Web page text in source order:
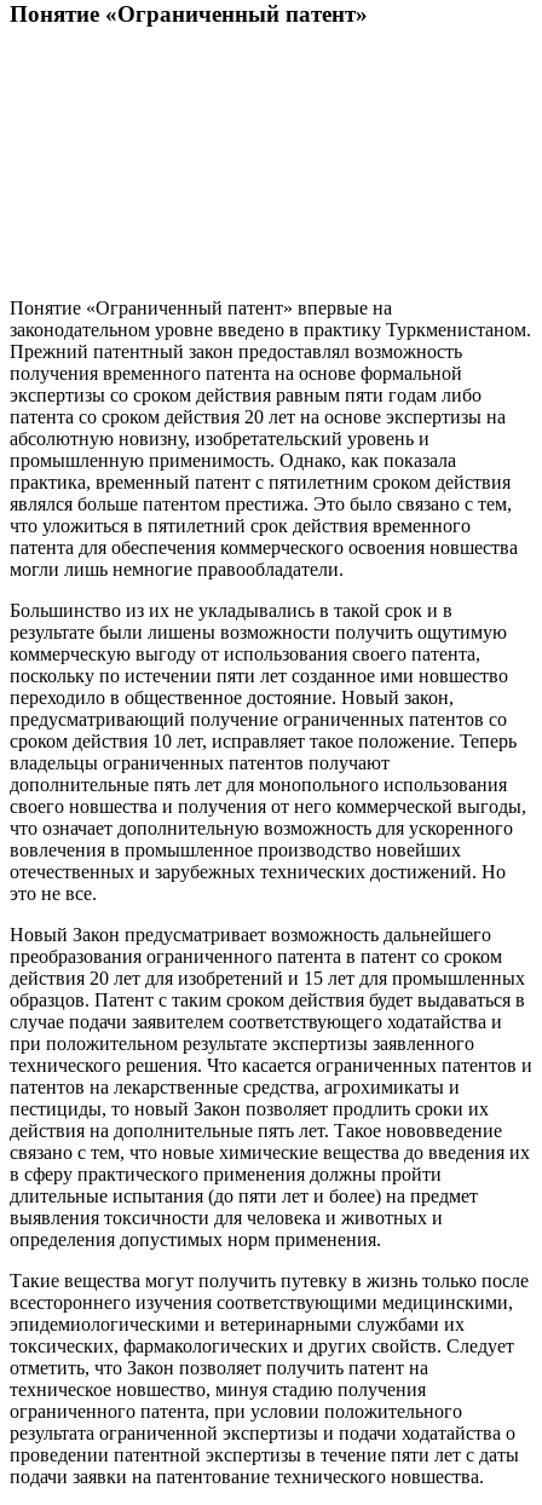
Понятие «Ограниченный патент»
Понятие «Ограниченный патент» впервые на
законодательном уровне введено в практику Туркменистаном.
Прежний патентный закон предоставлял возможность
получения временного патента на основе формальной
экспертизы со сроком действия равным пяти годам либо
патента со сроком действия 20 лет на основе экспертизы на
абсолютную новизну, изобретательский уровень и
промышленную применимость. Однако, как показала
практика, временный патент с пятилетним сроком действия
являлся больше патентом престижа. Это было связано с тем,
что уложиться в пятилетний срок действия временного
патента для обеспечения коммерческого освоения новшества
могли лишь немногие правообладатели.
Большинство из их не укладывались в такой срок и в
результате были лишены возможности получить ощутимую
коммерческую выгоду от использования своего патента,
поскольку по истечении пяти лет созданное ими новшество
переходило в общественное достояние. Новый закон,
предусматривающий получение ограниченных патентов со
сроком действия 10 лет, исправляет такое положение. Теперь
владельцы ограниченных патентов получают
дополнительные пять лет для монопольного использования
своего новшества и получения от него коммерческой выгоды,
что означает дополнительную возможность для ускоренного
вовлечения в промышленное производство новейших
отечественных и зарубежных технических достижений. Но
это не все.
Новый Закон предусматривает возможность дальнейшего
преобразования ограниченного патента в патент со сроком
действия 20 лет для изобретений и 15 лет для промышленных
образцов. Патент с таким сроком действия будет выдаваться в
случае подачи заявителем соответствующего ходатайства и
при положительном результате экспертизы заявленного
технического решения. Что касается ограниченных патентов и
патентов на лекарственные средства, агрохимикаты и
пестициды, то новый Закон позволяет продлить сроки их
действия на дополнительные пять лет. Такое нововведение
связано с тем, что новые химические вещества до введения их
в сферу практического применения должны пройти
длительные испытания (до пяти лет и более) на предмет
выявления токсичности для человека и животных и
определения допустимых норм применения.
Такие вещества могут получить путевку в жизнь только после
всестороннего изучения соответствующими медицинскими,
эпидемиологическими и ветеринарными службами их
токсических, фармакологических и других свойств. Следует
отметить, что Закон позволяет получить патент на
техническое новшество, минуя стадию получения
ограниченного патента, при условии положительного
результата ограниченной экспертизы и подачи ходатайства о
проведении патентной экспертизы в течение пяти лет с даты
подачи заявки на патентование технического новшества.